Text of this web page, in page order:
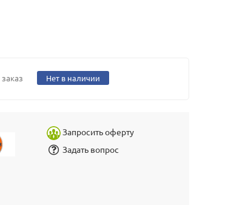
Нет в наличии
Запросить оферту
Задать вопрос